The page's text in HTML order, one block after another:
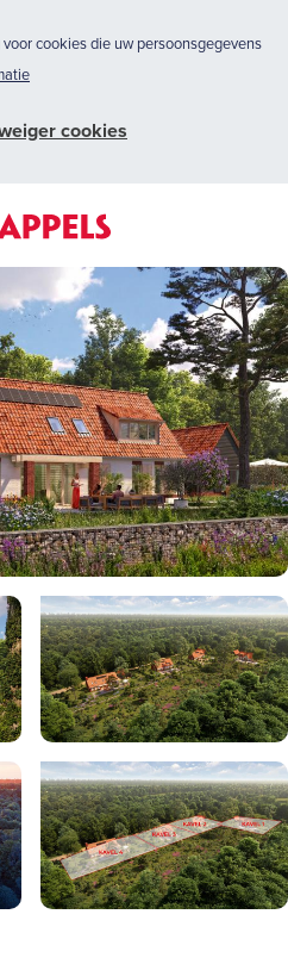
cookies die uw persoonsgegevens
cookies